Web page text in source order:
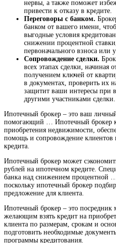
нервы, а также поможет
привести к отказу в кредите.
Переговоры с банком.
банком от вашего имени,
выгодные условия
снижении процентной
первоначального взноса или
Сопровождение сделки.
всех этапах сделки, начиная
получением ключей от
в документах, проверить их
защитит ваши интересы при
другими участниками сделки.
Ипотечный брокер – это ваш личный
помогающий … Ипотечный брокер
приобретения недвижимости,
помощь и сопровождение клиентов
кредита.
Ипотечный брокер может
рублей на ипотечном кредите.
банка над снижением процентной
поскольку ипотечный брокер
предложение для клиента.
Ипотечный брокер – это
желающим взять кредит на
клиента по размерам, срокам и
подготовить необходимые
программы кредитования.